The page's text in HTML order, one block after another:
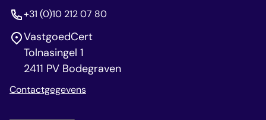
+31 (0)10 212 07 80
VastgoedCert
Tolnasingel 1
2411 PV Bodegraven
Contactgegevens